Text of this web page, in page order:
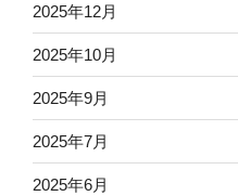
2025年12月
2025年10月
2025年9月
2025年7月
2025年6月